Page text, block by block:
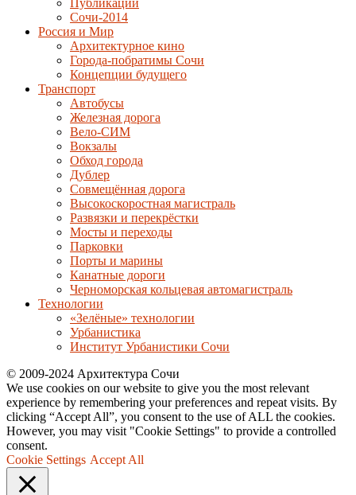
Публикации
Сочи-2014
Россия и Мир
Архитектурное кино
Города-побратимы Сочи
Концепции будущего
Транспорт
Автобусы
Железная дорога
Вело-СИМ
Вокзалы
Обход города
Дублер
Совмещённая дорога
Высокоскоростная магистраль
Развязки и перекрёстки
Мосты и переходы
Парковки
Порты и марины
Канатные дороги
Черноморская кольцевая автомагистраль
Технологии
«Зелёные» технологии
Урбанистика
Институт Урбанистики Сочи
© 2009-2024 Архитектура Сочи
We use cookies on our website to give you the most relevant
experience by remembering your preferences and repeat visits. By
clicking “Accept All”, you consent to the use of ALL the cookies.
However, you may visit "Cookie Settings" to provide a controlled
consent.
Cookie Settings Accept All